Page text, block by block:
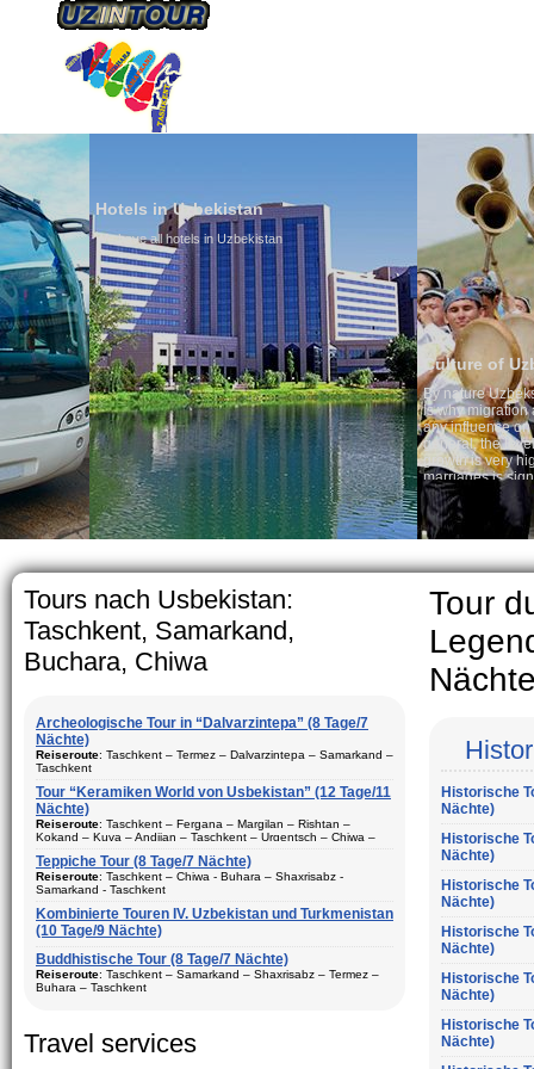
Hotels in Uzbekistan
We have all hotels in Uzbekistan
Culture of Uzbekistan
By nature Uzbeks prefer a
is why migration and
any influence on population
general, the level of the
growth is very high. In the
marriages is significantly high
percentage of divorce cases
in the world. According to
family is regarded as
The usual Uzbek family,
rather big. On the average,
5-6 children.
Tours nach Usbekistan:
Taschkent, Samarkand,
Buchara, Chiwa
Archeologische Tour in “Dalvarzintepa” (8 Tage/7
Nächte)
Reiseroute: Taschkent – Termez – Dalvarzintepa – Samarkand –
Taschkent
Dauer : 8 Tage/7 Nächte
Bewegungtyp: Fluglinie und Reisebus
Dalvarzintepa (3)
Saison: ganzes Jahr
Aufenhalt: In den Hotels, privaten Haus und Expeditions-Basis
Beschreibung:Reisen in den touristischen Städte
vonUsbekistan. Das beste Programm für den Besuch der
archäologischen Stätten von Surkhandarya Region
Tour “Keramiken World von Usbekistan” (12 Tage/11
Nächte)
Reiseroute: Taschkent – Fergana – Margilan – Rishtan –
Kokand – Kuva – Andijan – Taschkent – Urgentsch – Chiwa –
Dauer: 12 Tage/11 Nächte
Besuch Stadte: Taschkent (3) – Fergana (3) – Margilan –
Rishtan – Kokand – Kuva – Andijan – Chiwa (1) – Buchara (2) –
Gijduvan – Samarkand (2)
Saison: ganzes Jahr
Beschreibung:
Reisen in den größten touristischen Städte
vonUsbekistan. Tour besteht aus Keramik-Kunst, historische und
Teppiche Tour (8 Tage/7 Nächte)
Reiseroute: Tasсhkent – Chiwa - Buhara – Shaxrisabz -
Samarkand - Taschkent
:
Dauer: 8 Tage, 7 Nächte
Bewegungtyp: Fluglinie ungd Reisebus
Besuch Stadte: Chiwa(1) - Taschkent (2) - Samarkand (2) -
Saison
: ganzes Jahr
Kombinierte Touren IV. Uzbekistan und Turkmenistan
(10 Tage/9 Nächte)
Buddhistische Tour (8 Tage/7 Nächte)
Reiseroute: Taschkent – Samarkand – Shaxrisabz – Termez –
Buhara – Taschkent
Bewegungtyp: Fluglinie und Reisebus
Travel services
Tour
Historische
Nächte)
Historische
Nächte)
Historische
Nächte)
Historische
Nächte)
Historische
Nächte)
Historische
Nächte)